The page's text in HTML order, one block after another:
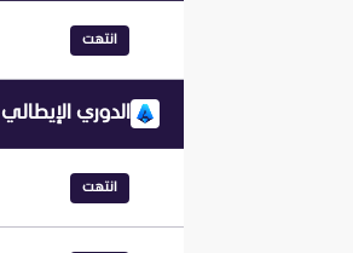
انتهت
الدوري الإيطالي
انتهت